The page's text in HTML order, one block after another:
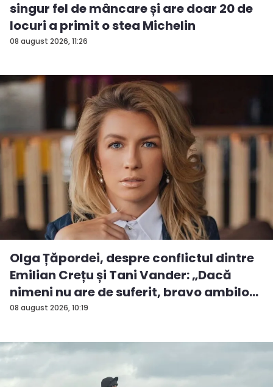
08 august 2026, 11:26
singur fel de mâncare și are doar 20 de
locuri a primit o stea Michelin
08 august 2026, 10:19
Olga Țăpordei, despre conflictul dintre
Emilian Crețu și Tani Vander: „Dacă
nimeni nu are de suferit, bravo ambilo...